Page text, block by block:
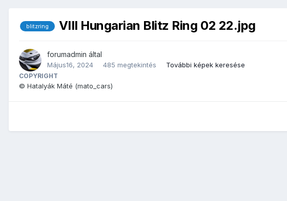
blitzring VIII Hungarian Blitz Ring 02 22.jpg
forumadmin által
Május16, 2024 485 megtekintés További képek keresése
COPYRIGHT
© Hatalyák Máté (mato_cars)